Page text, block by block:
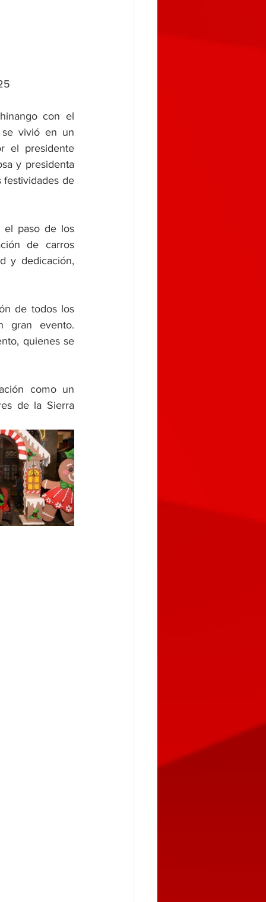
con el
vivió en un
el presidente
y presidenta
festividades de
el paso de los
de carros
y dedicación,
de todos los
gran evento.
quienes se
como un
de la Sierra